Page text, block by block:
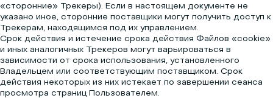
«сторонние» Трекеры). Если в настоящем документе не
указано иное, сторонние поставщики могут получить доступ к
Трекерам, находящимся под их управлением.
Срок действия и истечение срока действия Файлов «cookie»
и иных аналогичных Трекеров могут варьироваться в
зависимости от срока использования, установленного
Владельцем или соответствующим поставщиком. Срок
действия некоторых из них истекает по завершении сеанса
просмотра страниц Пользователем.